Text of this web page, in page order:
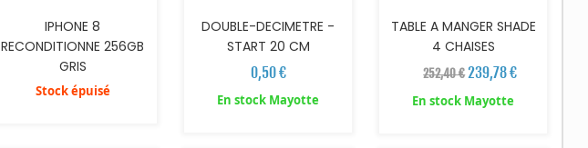
IPHONE 8
RECONDITIONNE 256GB
GRIS
Stock épuisé
DOUBLE-DECIMETRE -
START 20 CM
0,50 €
En stock Mayotte
TABLE A MANGER SHADE
4 CHAISES
252,40 €239,78 €
En stock Mayotte
AJOUTER AU PANIER AJOUTER AU PANIER